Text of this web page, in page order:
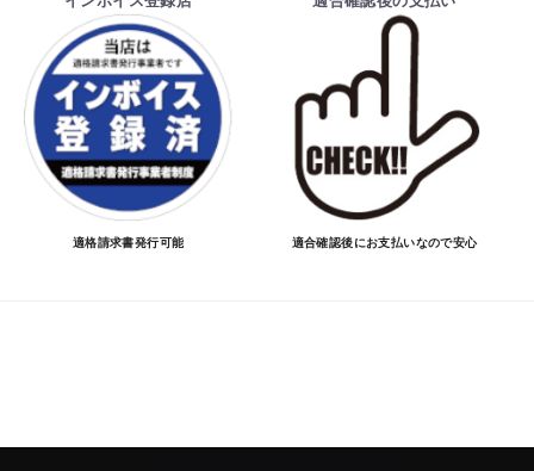
適格請求書発行可能 適合確認後にお支払いなので安心